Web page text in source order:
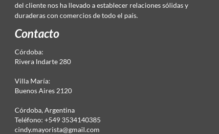
del cliente nos ha llevado a establecer relaciones sólidas y
duraderas con comercios de todo el país.
Contacto
Córdoba:
Rivera Indarte 280
Villa María:
Buenos Aires 2120
Córdoba, Argentina
Teléfono: +549 3534140385
cindy.mayorista@gmail.com